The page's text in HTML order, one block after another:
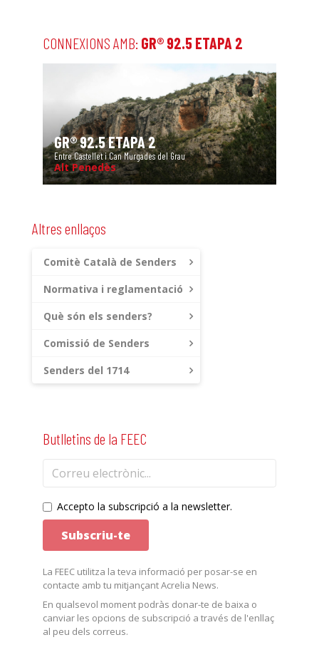
CONNEXIONS AMB: GR® 92.5 ETAPA 2
GR® 92.5 ETAPA 2
Entre Castellet i Can Murgades del Grau
Alt Penedès
Altres enllaços
Comitè Català de Senders
Normativa i reglamentació
Què són els senders?
Comissió de Senders
Senders del 1714
Butlletins de la FEEC
Accepto la subscripció a la newsletter.
La FEEC utilitza la teva informació per posar-se en
contacte amb tu mitjançant Acrelia News.
En qualsevol moment podràs donar-te de baixa o
canviar les opcions de subscripció a través de l'enllaç
al peu dels correus.